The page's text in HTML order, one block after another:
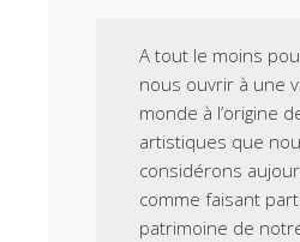
A tout le moins
nous ouvrir à une
monde à l’origine
artistiques que
considérons
comme faisant
patrimoine de